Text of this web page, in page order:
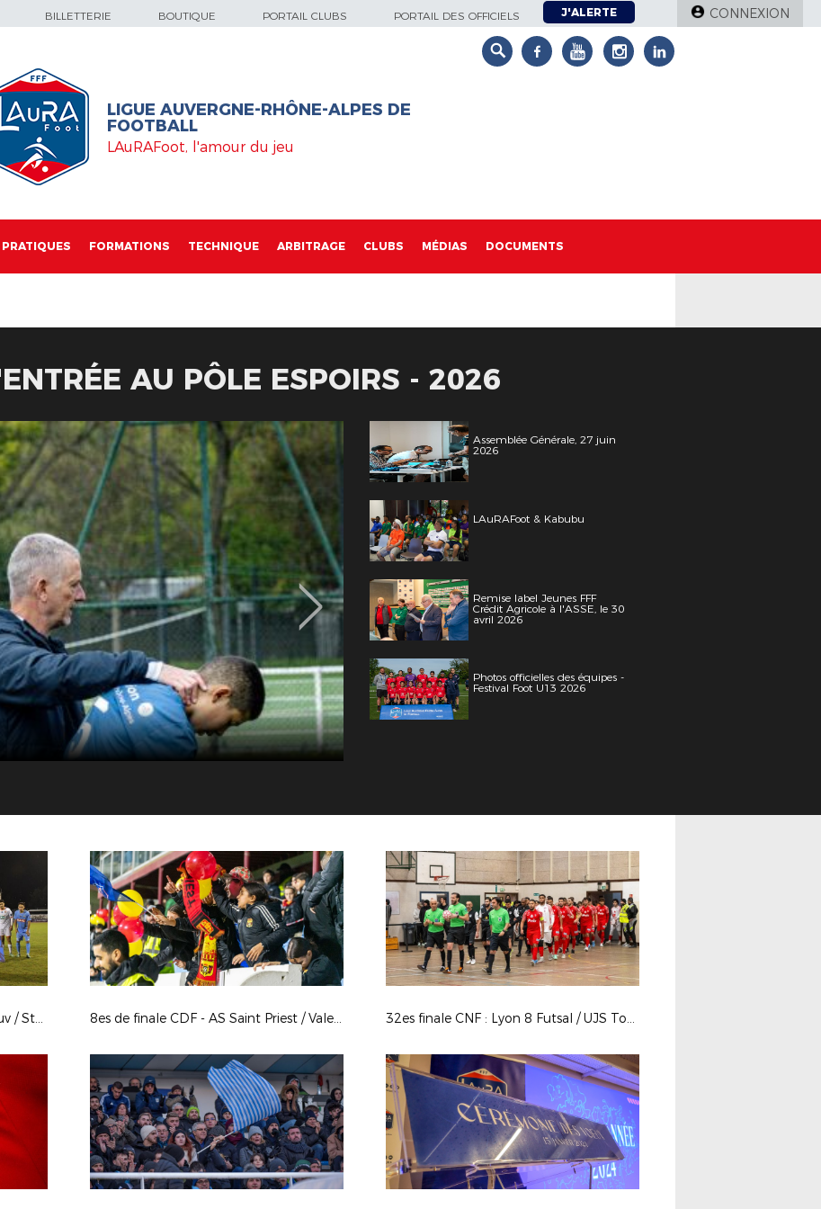
BILLETTERIE BOUTIQUE PORTAIL CLUBS PORTAIL DES OFFICIELS J'ALERTE CONNEXION
LIGUE AUVERGNE-RHÔNE-ALPES DE
FOOTBALL
LAuRAFoot, l'amour du jeu
PRATIQUES FORMATIONS TECHNIQUE ARBITRAGE CLUBS MÉDIAS DOCUMENTS
AU PÔLE ESPOIRS - 2026
Assemblée Générale, 27 juin
2026
LAuRAFoot & Kabubu
Remise label Jeunes FFF
Crédit Agricole à l'ASSE, le 30
avril 2026
Photos officielles des équipes -
Festival Foot U13 2026
8es de finale CDF - Le Puy F 43 Auv / Stade Lavallois 8es de finale CDF - AS Saint Priest / Valenciennes AFC 32es finale CNF : Lyon 8 Futsal / UJS Toulouse